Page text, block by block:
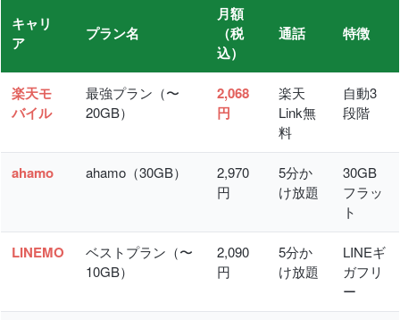
キャリ
ア
プラン名
月額
（税
込）
通話 特徴
楽天モ
バイル
最強プラン（〜
20GB）
2,068
円
楽天
Link無
料
自動3
段階
ahamo ahamo（30GB）
2,970
円
5分か
け放題
30GB
フラッ
ト
LINEMO
ベストプラン（〜
10GB）
2,090
円
5分か
け放題
LINEギ
ガフリ
ー